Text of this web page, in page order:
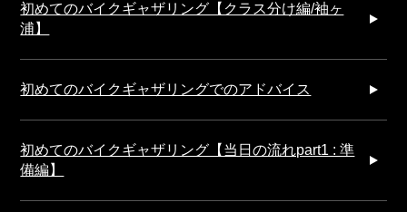
初めてのバイクギャザリング【クラス分け編/袖ヶ
浦】
初めてのバイクギャザリングでのアドバイス
初めてのバイクギャザリング【当日の流れpart1 : 準
備編】